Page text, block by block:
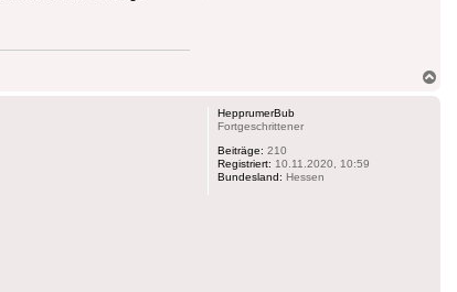
HepprumerBub
Fortgeschrittener
Beiträge: 210
Registriert: 10.11.2020, 10:59
Bundesland: Hessen